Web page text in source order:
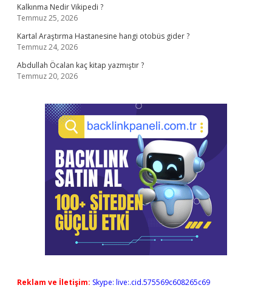
Kalkınma Nedir Vikipedi ?
Temmuz 25, 2026
Kartal Araştırma Hastanesine hangi otobüs gider ?
Temmuz 24, 2026
Abdullah Öcalan kaç kitap yazmıştır ?
Temmuz 20, 2026
Reklam ve İletişim: Skype: live:.cid.575569c608265c69